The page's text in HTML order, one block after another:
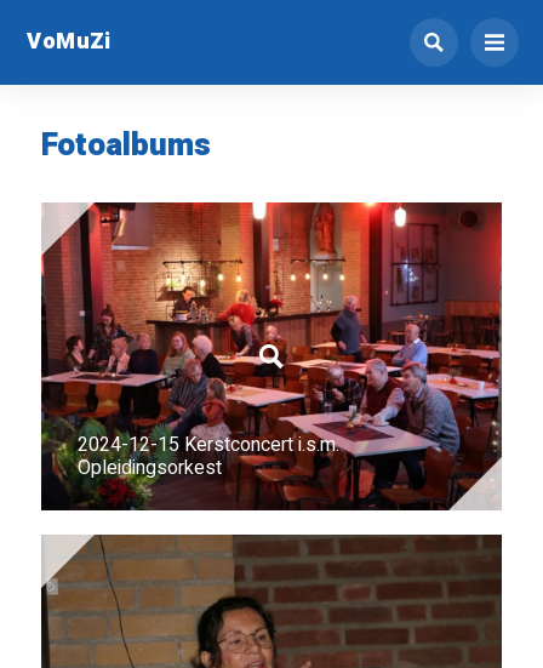
VoMuZi
Fotoalbums
2024-12-15 Kerstconcert i.s.m.
Opleidingsorkest